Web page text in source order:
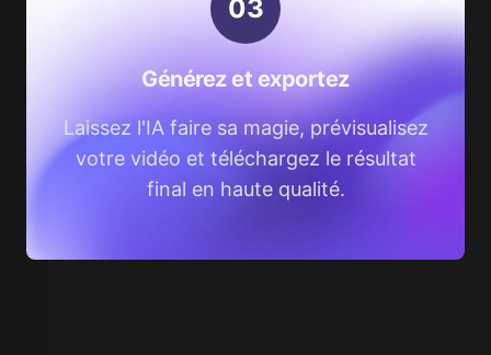
03
Générez et exportez
Laissez l'IA faire sa magie, prévisualisez
votre vidéo et téléchargez le résultat
final en haute qualité.